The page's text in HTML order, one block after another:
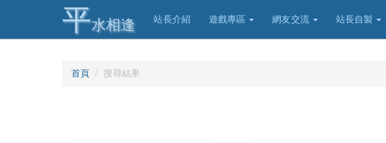
平水相逢 站長介紹 遊戲專區 網友交流 站長自製
首頁 搜尋結果